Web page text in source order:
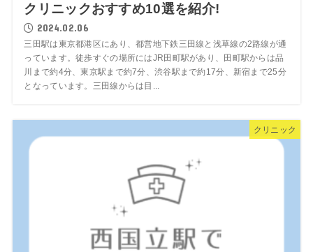
クリニックおすすめ10選を紹介!
2024.02.06
三田駅は東京都港区にあり、都営地下鉄三田線と浅草線の2路線が通
っています。徒歩すぐの場所にはJR田町駅があり、田町駅からは品
川まで約4分、東京駅まで約7分、渋谷駅まで約17分、新宿まで25分
となっています。三田線からは目...
クリニック